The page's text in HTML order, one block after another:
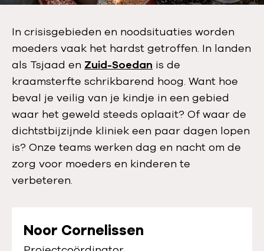
u
In crisisgebieden en noodsituaties worden
moeders vaak het hardst getroffen. In landen
als Tsjaad en Zuid-Soedan is de
kraamsterfte schrikbarend hoog. Want hoe
beval je veilig van je kindje in een gebied
waar het geweld steeds oplaait? Of waar de
dichtstbijzijnde kliniek een paar dagen lopen
is? Onze teams werken dag en nacht om de
zorg voor moeders en kinderen te
verbeteren.
Noor Cornelissen